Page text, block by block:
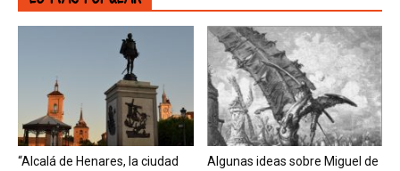
“Alcalá de Henares, la ciudad
Algunas ideas sobre Miguel de